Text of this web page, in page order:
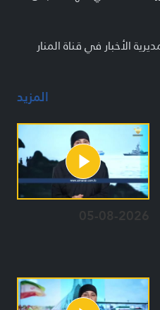
الأخبار في قناة المنار
المزيد
05-08-2026